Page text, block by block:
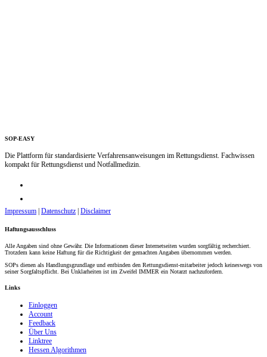
SOP-EASY
Die Plattform für standardisierte Verfahrensanweisungen im Rettungsdienst. Fachwissen
kompakt für Rettungsdienst und Notfallmedizin.
Impressum Datenschutz Disclaimer
Haftungsausschluss
Alle Angaben sind ohne Gewähr. Die Informationen dieser Internetseiten wurden sorgfältig recherchiert.
Trotzdem kann keine Haftung für die Richtigkeit der gemachten Angaben übernommen werden.
SOPs dienen als Handlungsgrundlage und entbinden den Rettungsdienst-mitarbeiter jedoch keineswegs von
seiner Sorgfaltspflicht. Bei Unklarheiten ist im Zweifel IMMER ein Notarzt nachzufordern.
Links
Einloggen
Account
Feedback
Über Uns
Linktree
Hessen Algorithmen